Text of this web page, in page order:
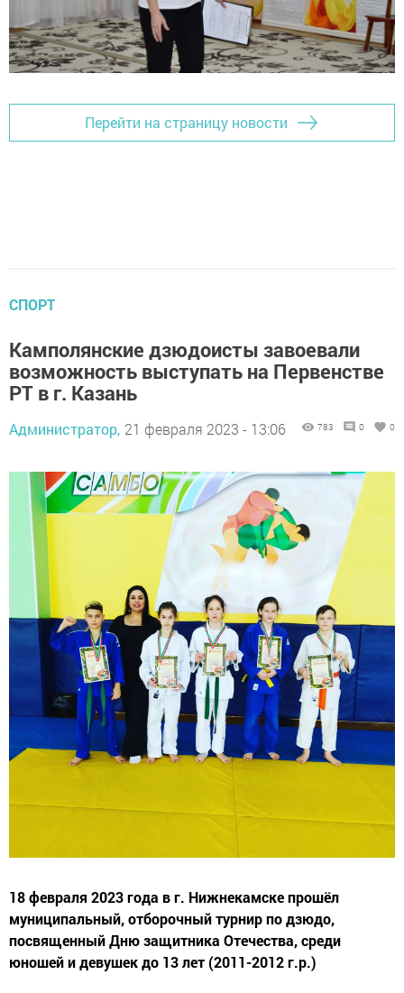
Перейти на страницу новости
СПОРТ
Камполянские дзюдоисты завоевали
возможность выступать на Первенстве
РТ в г. Казань
Администратор, 21 февраля 2023 - 13:06 783 0 0
18 февраля 2023 года в г. Нижнекамске прошёл
муниципальный, отборочный турнир по дзюдо,
посвященный Дню защитника Отечества, среди
юношей и девушек до 13 лет (2011-2012 г.р.)